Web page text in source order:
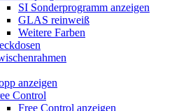
SI Sonderprogramm anzeigen
GLAS reinweiß
Weitere Farben
anzeigen
Control
Free Control anzeigen